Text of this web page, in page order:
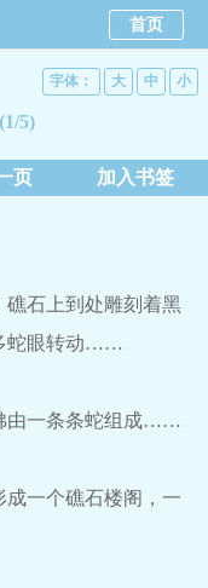
首页
字体： 大 中 小
5)
页 加入书签
石上到处雕刻着黑
蛇眼转动……
由一条条蛇组成……
一个礁石楼阁，一